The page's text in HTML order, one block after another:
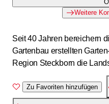
Weitere
Seit 40 Jahren bereichern
Gartenbau erstellten
Region Steckborn die
zahlreicher zufriedener
Zu Favoriten hinzufügen